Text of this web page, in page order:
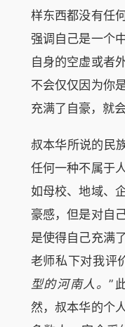
样东西都没有任
强调自己是一个
自身的空虚或者
不会仅仅因为你
充满了自豪，就
叔本华所说的民
任何一种不属于
如母校、地域、
豪感，但是对自
是使得自己充满
老师私下对我评
型的河南人。”
然，叔本华的个